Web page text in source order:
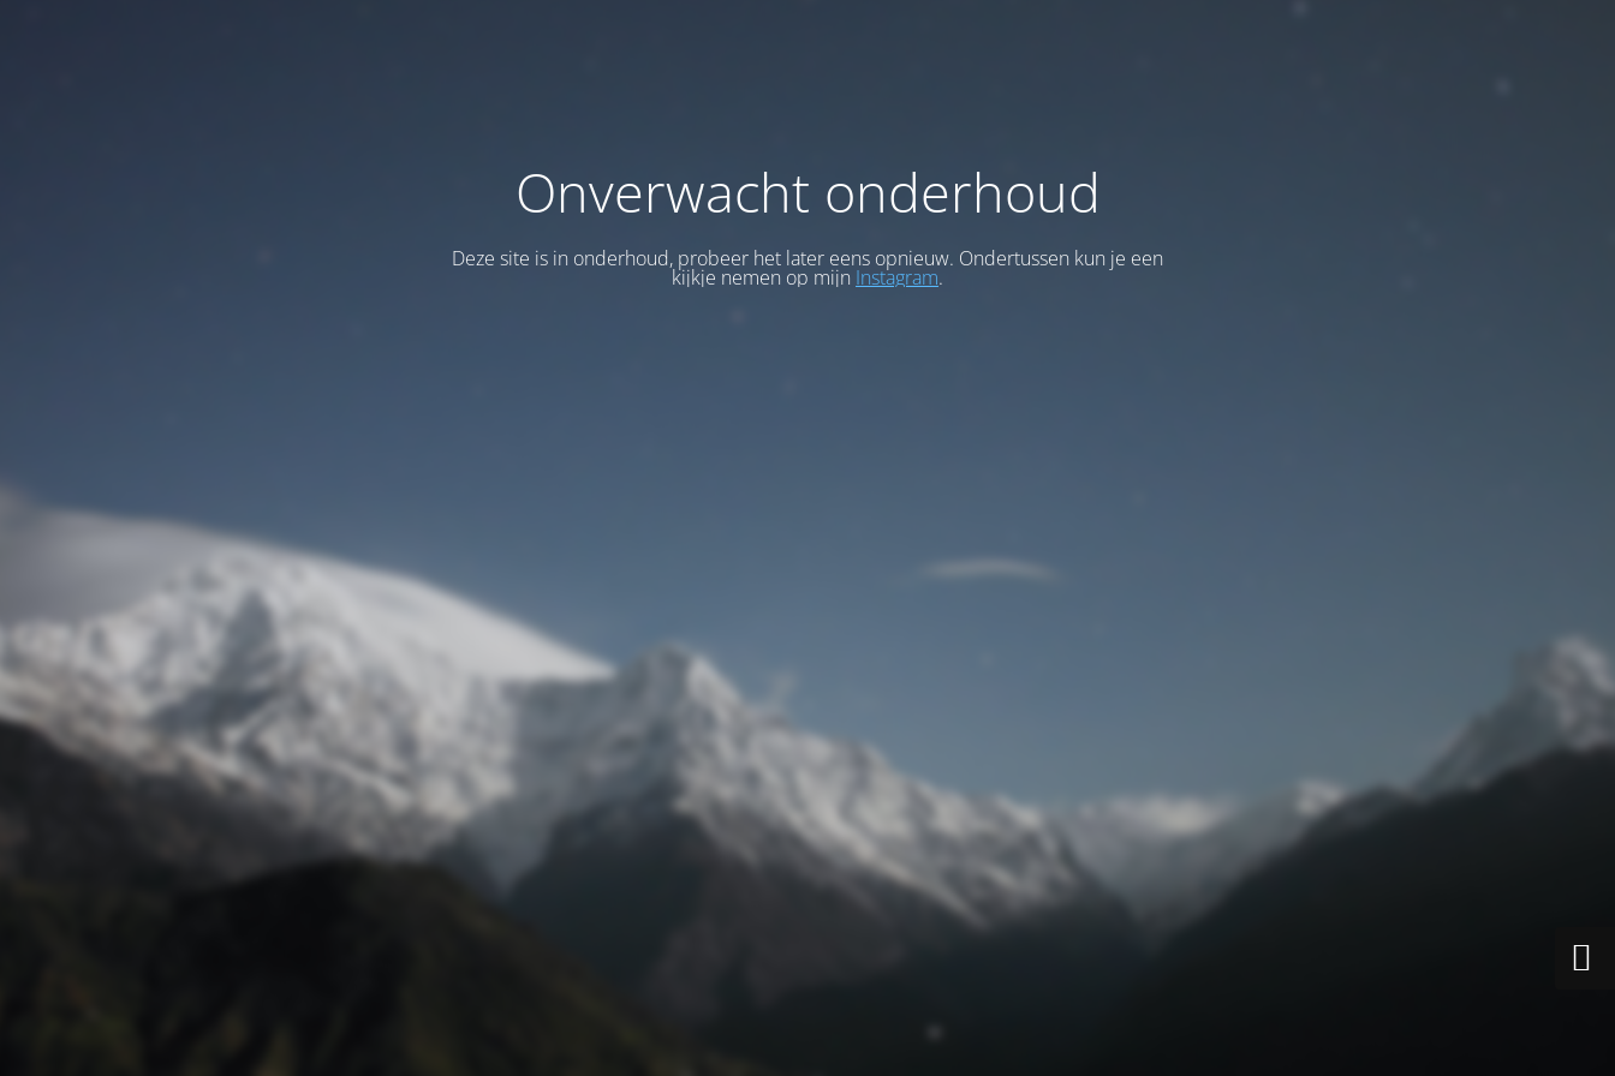
Onverwacht onderhoud
Deze site is in onderhoud, probeer het later eens opnieuw. Ondertussen kun je een
kijkje nemen op mijn Instagram.